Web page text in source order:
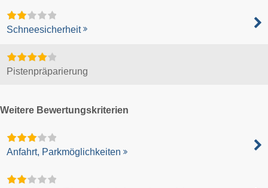
Schneesicherheit
Pistenpräparierung
Weitere Bewertungskriterien
Anfahrt, Parkmöglichkeiten